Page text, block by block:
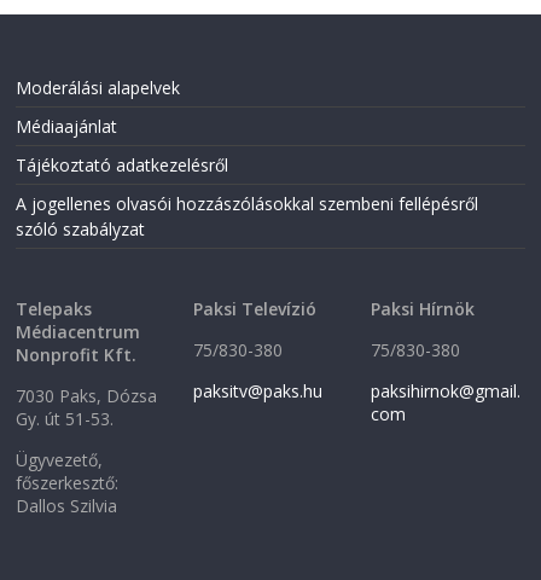
Moderálási alapelvek
Médiaajánlat
Tájékoztató adatkezelésről
A jogellenes olvasói hozzászólásokkal szembeni fellépésről
szóló szabályzat
Telepaks
Médiacentrum
Nonprofit Kft.
7030 Paks, Dózsa
Gy. út 51-53.
Ügyvezető,
főszerkesztő:
Dallos Szilvia
Paksi Televízió
75/830-380
paksitv@paks.hu
Paksi Hírnök
75/830-380
paksihirnok@gmail.
com